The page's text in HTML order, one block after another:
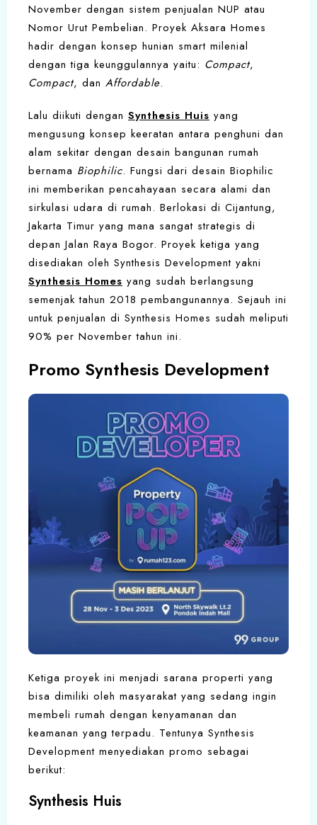
November dengan sistem penjualan NUP atau
Nomor Urut Pembelian. Proyek Aksara Homes
hadir dengan konsep hunian smart milenial
dengan tiga keunggulannya yaitu: Compact,
Compact, dan Affordable.
Lalu diikuti dengan Synthesis Huis yang
mengusung konsep keeratan antara penghuni dan
alam sekitar dengan desain bangunan rumah
bernama Biophilic. Fungsi dari desain Biophilic
ini memberikan pencahayaan secara alami dan
sirkulasi udara di rumah. Berlokasi di Cijantung,
Jakarta Timur yang mana sangat strategis di
depan Jalan Raya Bogor. Proyek ketiga yang
disediakan oleh Synthesis Development yakni
Synthesis Homes yang sudah berlangsung
semenjak tahun 2018 pembangunannya. Sejauh ini
untuk penjualan di Synthesis Homes sudah meliputi
90% per November tahun ini.
Promo Synthesis Development
Ketiga proyek ini menjadi sarana properti yang
bisa dimiliki oleh masyarakat yang sedang ingin
membeli rumah dengan kenyamanan dan
keamanan yang terpadu. Tentunya Synthesis
Development menyediakan promo sebagai
berikut:
Synthesis Huis